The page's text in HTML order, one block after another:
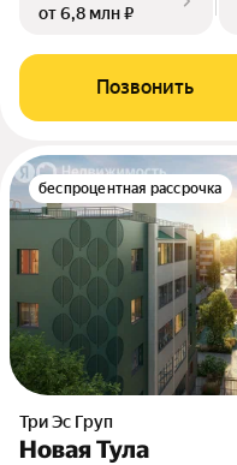
от 6,8 млн ₽
Позвонить
беспроцентная рассрочка
Три Эс Груп
Новая Тула